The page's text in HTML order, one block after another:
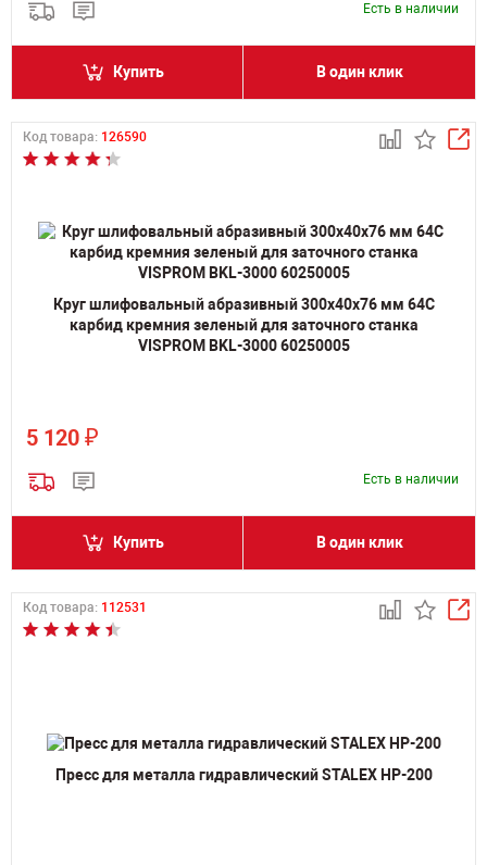
Есть в наличии
Купить В один клик
Код товара: 126590
Круг шлифовальный абразивный 300х40х76 мм 64С
карбид кремния зеленый для заточного станка
VISPROM BKL-3000 60250005
5 120 ₽
Есть в наличии
Купить В один клик
Код товара: 112531
Пресс для металла гидравлический STALEX HP-200